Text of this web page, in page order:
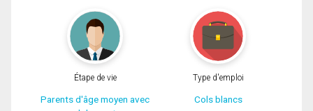
Étape de vie
Parents d'âge moyen avec
Type d'emploi
Cols blancs